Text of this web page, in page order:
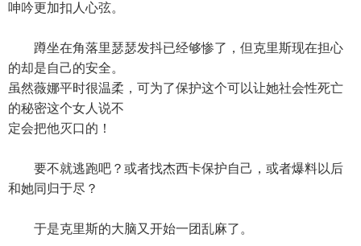
呻吟更加扣人心弦。
蹲坐在角落里瑟瑟发抖已经够惨了，但克里斯现在担心
的却是自己的安全。
虽然薇娜平时很温柔，可为了保护这个可以让她社会性死亡
的秘密这个女人说不
定会把他灭口的！
要不就逃跑吧？或者找杰西卡保护自己，或者爆料以后
和她同归于尽？
于是克里斯的大脑又开始一团乱麻了。